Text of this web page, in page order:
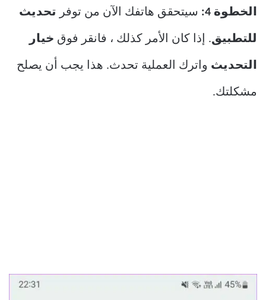
الخطوة 4: سيتحقق هاتفك الآن من توفر تحديث
للتطبيق. إذا كان الأمر كذلك ، فانقر فوق خيار
التحديث واترك العملية تحدث. هذا يجب أن يصلح
مشكلتك.